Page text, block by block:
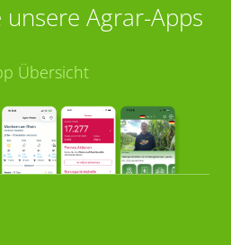
unsere Agrar-Apps
Übersicht